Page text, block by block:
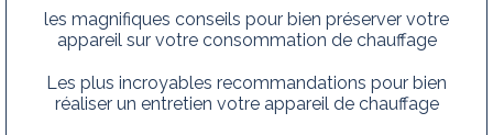
les magnifiques conseils pour bien préserver votre
appareil sur votre consommation de chauffage
Les plus incroyables recommandations pour bien
réaliser un entretien votre appareil de chauffage